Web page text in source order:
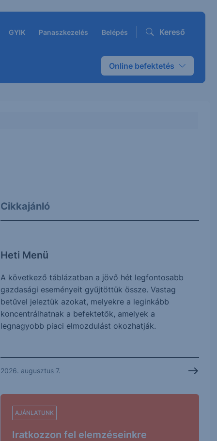
GYIK Panaszkezelés Belépés Kereső
Online befektetés
Cikkajánló
Heti Menü
A következő táblázatban a jövő hét legfontosabb
gazdasági eseményeit gyűjtöttük össze. Vastag
betűvel jeleztük azokat, melyekre a leginkább
koncentrálhatnak a befektetők, amelyek a
legnagyobb piaci elmozdulást okozhatják.
2026. augusztus 7.
AJÁNLATUNK
Iratkozzon fel elemzéseinkre